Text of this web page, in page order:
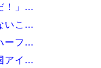
！」...
いこ...
ーフ...
アイ...